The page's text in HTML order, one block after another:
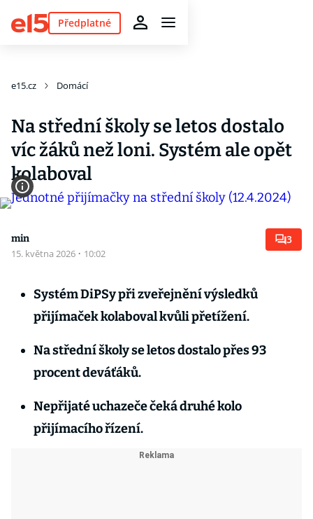
Předplatné
e15.cz Domácí
Na střední školy se letos dostalo
víc žáků než loni. Systém ale opět
kolaboval
min
15. května 2026 · 10:02
3
Systém DiPSy při zveřejnění výsledků
přijímaček kolaboval kvůli přetížení.
Na střední školy se letos dostalo přes 93
procent deváťáků.
Nepřijaté uchazeče čeká druhé kolo
přijímacího řízení.